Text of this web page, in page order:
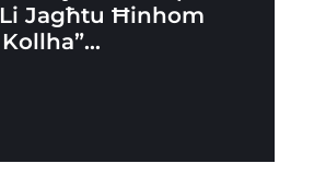
Jagħtu Ħinhom